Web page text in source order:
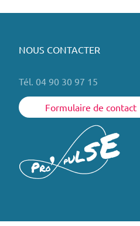
NOUS CONTACTER
Tél. 04 90 30 97 15
Formulaire de contact